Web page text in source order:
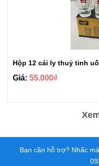
Hộp 12 cái ly thuỷ tinh
Giá: 55.000₫
Bạn cần hỗ trợ? Nhấc